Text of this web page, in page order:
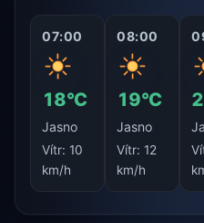
07:00
18°C
Jasno
Vítr: 10
km/h
08:00
19°C
Jasno
Vítr: 12
km/h